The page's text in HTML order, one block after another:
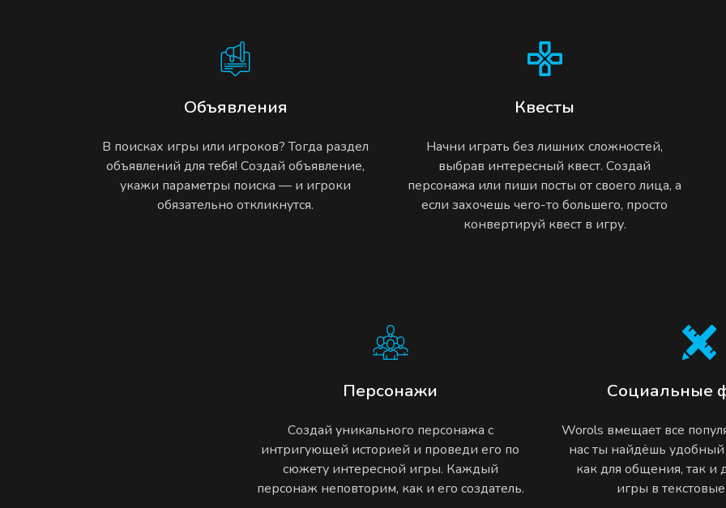
Объявления
В поисках игры или игроков? Тогда раздел
объявлений для тебя! Создай объявление,
укажи параметры поиска — и игроки
обязательно откликнутся.
Квесты
Начни играть без лишних сложностей,
выбрав интересный квест. Создай
персонажа или пиши посты от своего лица, а
если захочешь чего-то большего, просто
конвертируй квест в игру.
Персонажи
Создай уникального персонажа с
интригующей историей и проведи его по
сюжету интересной игры. Каждый
персонаж неповторим, как и его создатель.
Социальные
Worols вмещает все
нас ты найдёшь
как для общения, так и
игры в